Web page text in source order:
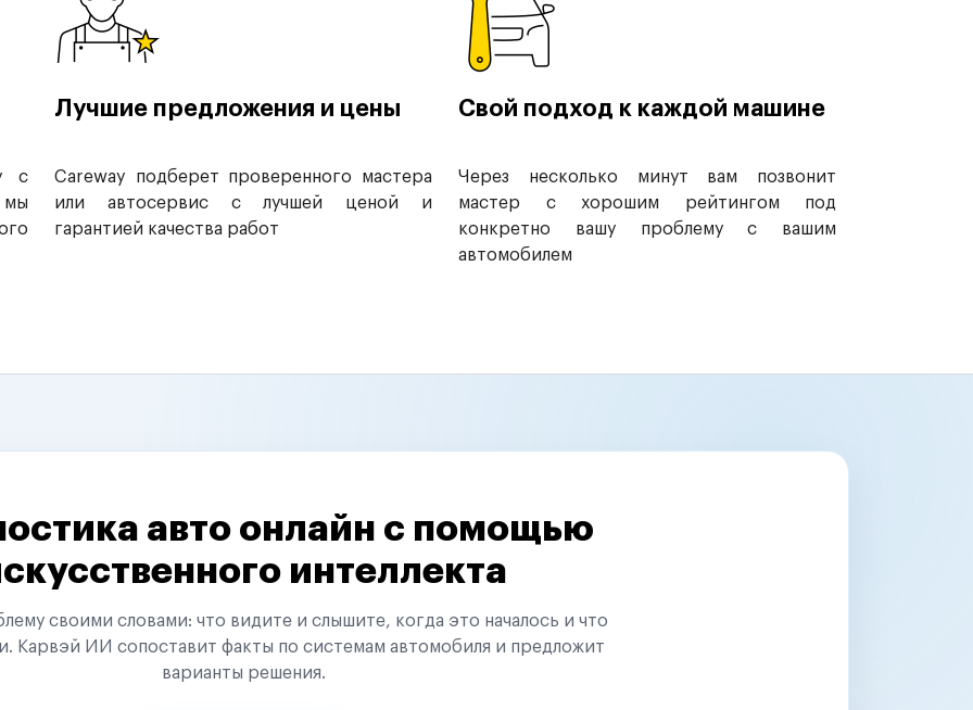
с
мы
Лучшие предложения и цены
Careway подберет проверенного мастера
или автосервис с лучшей ценой и
гарантией качества работ
Свой подход к каждой машине
Через несколько минут вам позвонит
мастер с хорошим рейтингом под
конкретно вашу проблему с вашим
автомобилем
авто онлайн с помощью
интеллекта
своими словами: что видите и слышите, когда это началось и что
Карвэй ИИ сопоставит факты по системам автомобиля и предложит
варианты решения.